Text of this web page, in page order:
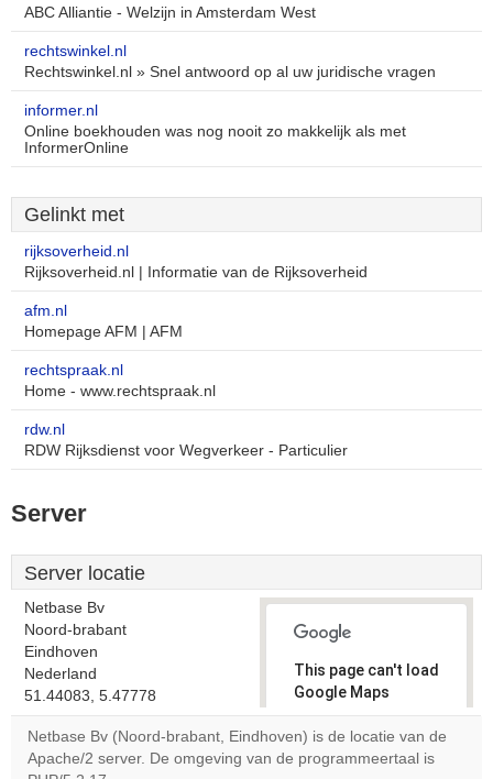
ABC Alliantie - Welzijn in Amsterdam West
rechtswinkel.nl
Rechtswinkel.nl » Snel antwoord op al uw juridische vragen
informer.nl
Online boekhouden was nog nooit zo makkelijk als met
InformerOnline
Gelinkt met
rijksoverheid.nl
Rijksoverheid.nl | Informatie van de Rijksoverheid
afm.nl
Homepage AFM | AFM
rechtspraak.nl
Home - www.rechtspraak.nl
rdw.nl
RDW Rijksdienst voor Wegverkeer - Particulier
Server
Server locatie
Netbase Bv
Noord-brabant
Eindhoven
Nederland
51.44083, 5.47778
This page can't load
Google Maps
correctly.
Do you
Netbase Bv (Noord-brabant, Eindhoven) is de locatie van de
Apache/2 server. De omgeving van de programmeertaal is